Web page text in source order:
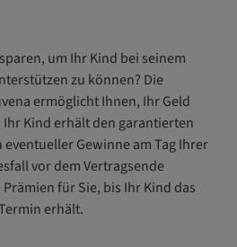
um Ihr Kind bei seinem
zu können? Die
ermöglicht Ihnen, Ihr Geld
Kind erhält den garantierten
Gewinne am Tag Ihrer
vor dem Vertragsende
für Sie, bis Ihr Kind das
erhält.